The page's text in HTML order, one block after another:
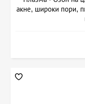
акне, широки пори,